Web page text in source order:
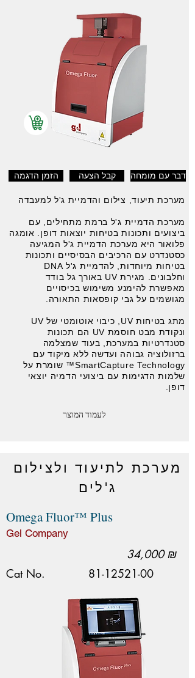
הזמן הדגמה קבל הצעה דבר עם מומחה
מערכת תיעוד, צילום והדמיית ג'ל למעבדה
מערכת הדמיית ג'ל ברמת מתחילים, עם
ביצועים ותכונות בטיחות יוצאות דופן. אומגה
פלואור היא מערכת הדמיית ג'ל המגיעה
כסטנדרט עם הרכיבים הבסיסיים ותכונות
בטיחות מיוחדות, להדמיית ג'ל DNA
וחלבונים. מגירת UV באורך גל בודד
מאפשרת להימנע משימוש בכיסויים
מגושמים על גבי קופסאות התאורה.
מתג בטיחות UV, כיבוי אוטומטי של UV
ונקודת מבט חוסמת UV הם תכונות
סטנדרטיות במערכת, בעוד שמצלמה
ברזולוציה גבוהה ועדשה ללא מיקוד עם
SmartCapture Technology™ שומרת על
שלמות הדגימות עם ביצועי הדמיה יוצאי
דופן.
לעמוד המוצר
מערכת לתיעוד ולצילום
ג'לים
Omega Fluor™ Plus
Gel Company
34,000 ₪
Cat No.
81-12521-00